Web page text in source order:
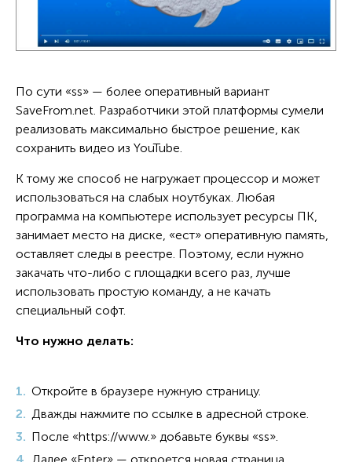
По сути «ss» — более оперативный вариант
SaveFrom.net. Разработчики этой платформы сумели
реализовать максимально быстрое решение, как
сохранить видео из YouTube.
К тому же способ не нагружает процессор и может
использоваться на слабых ноутбуках. Любая
программа на компьютере использует ресурсы ПК,
занимает место на диске, «ест» оперативную память,
оставляет следы в реестре. Поэтому, если нужно
закачать что-либо с площадки всего раз, лучше
использовать простую команду, а не качать
специальный софт.
Что нужно делать:
Откройте в браузере нужную страницу.
Дважды нажмите по ссылке в адресной строке.
После «https://www.» добавьте буквы «ss».